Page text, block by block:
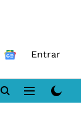
Entrar
DN LAB